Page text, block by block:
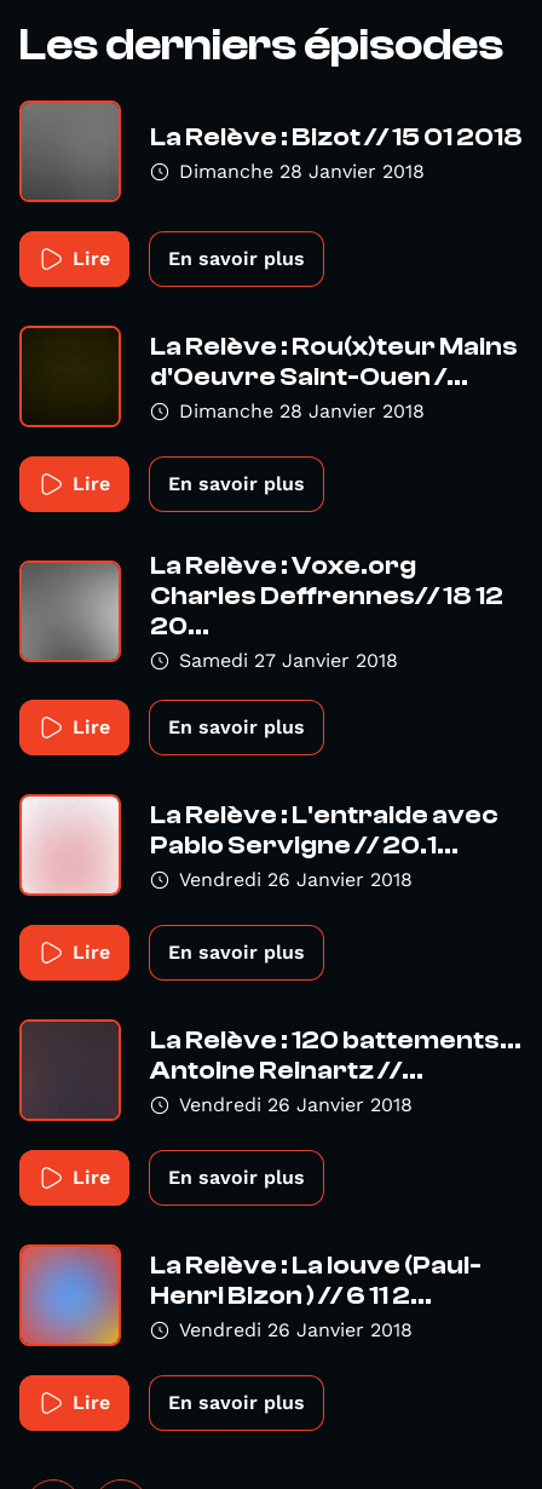
Les derniers épisodes
La Relève : Bizot // 15 01 2018
Dimanche 28 Janvier 2018
Lire En savoir plus
La Relève : Rou(x)teur Mains
d'Oeuvre Saint-Ouen /...
Dimanche 28 Janvier 2018
Lire En savoir plus
La Relève : Voxe.org
Charles Deffrennes// 18 12
20...
Samedi 27 Janvier 2018
Lire En savoir plus
La Relève : L'entraide avec
Pablo Servigne // 20.1...
Vendredi 26 Janvier 2018
Lire En savoir plus
La Relève : 120 battements...
Antoine Reinartz //...
Vendredi 26 Janvier 2018
Lire En savoir plus
La Relève : La louve (Paul-
Henri Bizon ) // 6 11 2...
Vendredi 26 Janvier 2018
Lire En savoir plus